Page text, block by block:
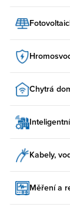
Chytrá
Kabely,
Měření a